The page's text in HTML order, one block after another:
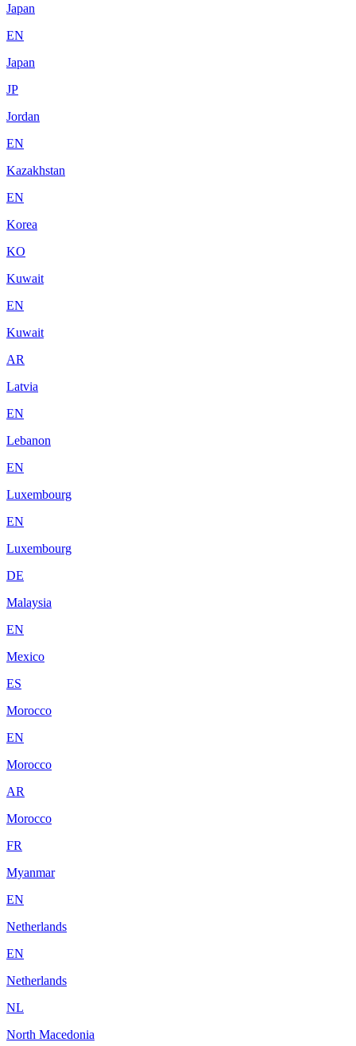
Japan
EN
Japan
JP
Jordan
EN
Kazakhstan
EN
Korea
KO
Kuwait
EN
Kuwait
AR
Latvia
EN
Lebanon
EN
Luxembourg
EN
Luxembourg
DE
Malaysia
EN
Mexico
ES
Morocco
EN
Morocco
AR
Morocco
FR
Myanmar
EN
Netherlands
EN
Netherlands
NL
North Macedonia